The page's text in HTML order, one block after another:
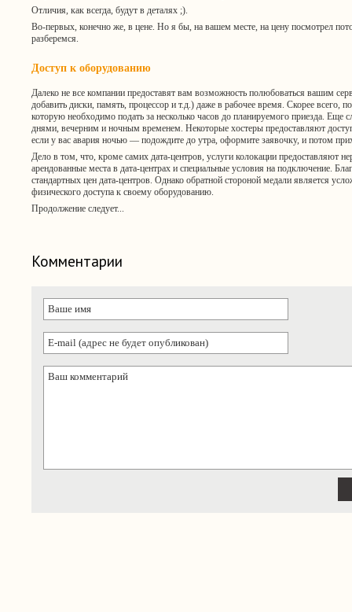
Отличия, как всегда, будут в деталях ;).
Во-первых, конечно же, в цене. Но я бы, на вашем месте, на цену посмотрел
разберемся.
Доступ к оборудованию
Далеко не все компании предоставят вам возможность полюбоваться вашим
добавить диски, память, процессор и т.д.) даже в рабочее время. Скорее всего,
которую необходимо подать за несколько часов до планируемого приезда.
днями, вечерним и ночным временем. Некоторые хостеры предоставляют
если у вас авария ночью — подождите до утра, оформите заявочку, и потом
Дело в том, что, кроме самих дата-центров, услуги колокации предоставляют
арендованные места в дата-центрах и специальные условия на подключение.
стандартных цен дата-центров. Однако обратной стороной медали является
физического доступа к своему оборудованию.
Продолжение следует...
Комментарии